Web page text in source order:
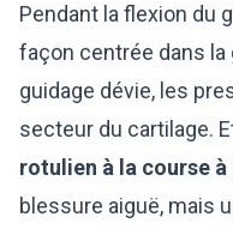
Pendant la flexion du
façon centrée dans la
guidage dévie, les
secteur du cartilage.
rotulien à la course à
blessure aiguë, mais